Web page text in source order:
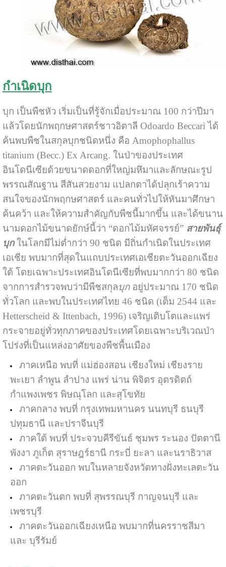
กำเนิดบุก
บุก เป็นพืชหัว เริ่มเป็นที่รู้จักเมื่อประมาณ 100 กว่าปีมา
แล้วโดยนักพฤกษศาสตร์ชาวอิตาลี Odoardo Beccari ได้
ค้นพบพืชในสกุลบุกชนิดหนึ่ง คือ Amophophallus
titanium (Becc.) Ex Arcang. ในป่าของประเทศ
อินโดนีเซียด้วยขนาดดอกที่ใหญ่มหึมาและลักษณะรูป
พรรณสัณฐาน สีสันสวยงาม แปลกตาได้ปลุกเร้าความ
สนใจของนักพฤกษศาสตร์ และคนทั่วไปให้หันมาศึกษา
ค้นคว้า และให้ความสำคัญกับพืชนี้มากขึ้น และได้ขนาน
นามดอกไม้ขนาดยักษ์นี้ว่า “ดอกไม้มหัศจรรย์” สายพันธุ์
บุกในโลกมีไม่ต่ำกว่า 90 ชนิด มีถิ่นกำเนิดในประเทศ
เอเชีย พบมากที่สุดในแถบประเทศเอเชียตะวันออกเฉียง
ใต้ โดยเฉพาะประเทศอินโดนีเซียที่พบมากกว่า 80 ชนิด
จากการสำรวจพบว่ามีพืชสกุลบุก อยู่ประมาณ 170 ชนิด
ทั่วโลก และพบในประเทศไทย 46 ชนิด (เต็ม 2544 และ
Hetterscheid & Ittenbach, 1996) เจริญเติบโตและแพร่
กระจายอยู่ทั่วทุกภาคของประเทศโดยเฉพาะบริเวณป่า
โปร่งที่เป็นแหล่งอาศัยของพืชพื้นเมือง
ภาคเหนือ พบที่ แม่ฮ่องสอน เชียงใหม่ เชียงราย
พะเยา ลำพูน ลำปาง แพร่ น่าน พิจิตร อุตรดิตถ์
กำแพงเพชร พิษณุโลก และสุโขทัย
ภาคกลาง พบที่ กรุงเทพมหานคร นนทบุรี ธนบุรี
ปทุมธานี และปราจีนบุรี
ภาคใต้ พบที่ ประจวบคีรีขันธ์ ชุมพร ระนอง ปัตตานี
พังงา ภูเก็ต สุราษฎร์ธานี กระบี่ ยะลา และนราธิวาส
ภาคตะวันออก พบในหลายจังหวัดทางฝั่งทะเลตะวัน
ออก
ภาคตะวันตก พบที่ สุพรรณบุรี กาญจนบุรี และ
เพชรบุรี
ภาคตะวันออกเฉียงเหนือ พบมากที่นครราชสีมา
และ บุรีรัมย์